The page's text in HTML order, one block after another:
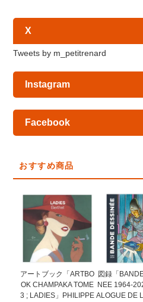
X
Tweets by m_petitrenard
Instagram
Facebook
おすすめ商品
アートブック「ARTBO
OK CHAMPAKA TOME
3 ; LADIES」PHILIPPE
図録「
NEE 1964-
ALOGUE DE